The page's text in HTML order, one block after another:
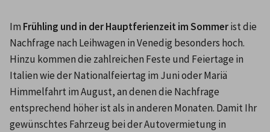
Im Frühling und in der Hauptferienzeit im Sommer ist die
Nachfrage nach Leihwagen in Venedig besonders hoch.
Hinzu kommen die zahlreichen Feste und Feiertage in
Italien wie der Nationalfeiertag im Juni oder Mariä
Himmelfahrt im August, an denen die Nachfrage
entsprechend höher ist als in anderen Monaten. Damit Ihr
gewünschtes Fahrzeug bei der Autovermietung in